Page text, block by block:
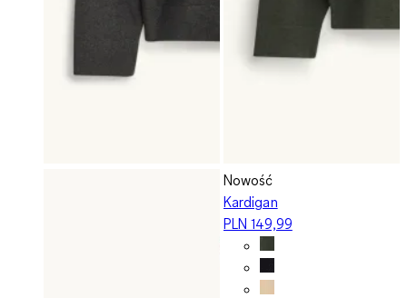
Nowość
Kardigan
PLN 149,99